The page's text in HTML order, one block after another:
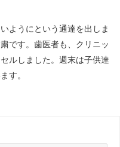
ようにという通達を出しま
です。歯医者も、クリニッ
ルしました。週末は子供達
す。